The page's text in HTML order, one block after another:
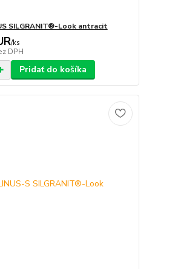
SILGRANIT®-Look antracit
/ks
DPH
Pridať do košíka